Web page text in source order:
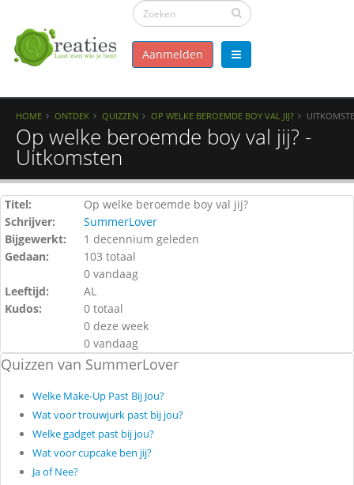
Aanmelden
HOME ONTDEK QUIZZEN OP WELKE BEROEMDE BOY VAL JIJ?
Op welke beroemde boy val jij? -
Uitkomsten
Titel:
Op welke beroemde boy val jij?
Schrijver:
SummerLover
Bijgewerkt:
1 decennium geleden
Gedaan:
103 totaal
0 vandaag
Leeftijd:
AL
Kudos:
0 totaal
0 deze week
0 vandaag
Quizzen van SummerLover
Welke Make-Up Past Bij Jou?
Wat voor trouwjurk past bij jou?
Welke gadget past bij jou?
Wat voor cupcake ben jij?
Ja of Nee?